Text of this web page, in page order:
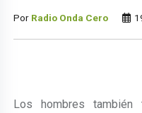
Por Radio Onda Cero
Los hombres también